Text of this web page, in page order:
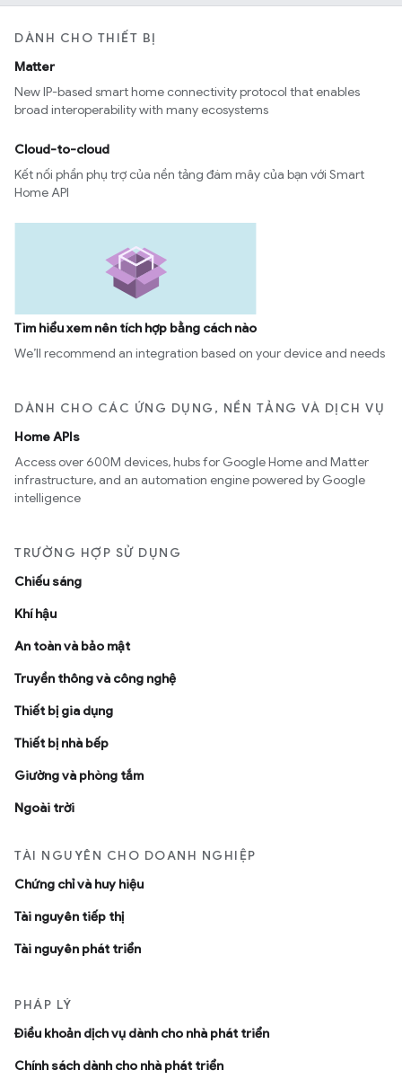
DÀNH CHO THIẾT BỊ
Matter
New IP-based smart home connectivity protocol that enables
broad interoperability with many ecosystems
Cloud-to-cloud
Kết nối phần phụ trợ của nền tảng đám mây của bạn với Smart
Home API
Tìm hiểu xem nên tích hợp bằng cách nào
We’ll recommend an integration based on your device and needs
DÀNH CHO CÁC ỨNG DỤNG, NỀN TẢNG VÀ DỊCH VỤ
Home APIs
Access over 600M devices, hubs for Google Home and Matter
infrastructure, and an automation engine powered by Google
intelligence
TRƯỜNG HỢP SỬ DỤNG
Chiếu sáng
Khí hậu
An toàn và bảo mật
Truyền thông và công nghệ
Thiết bị gia dụng
Thiết bị nhà bếp
Giường và phòng tắm
Ngoài trời
TÀI NGUYÊN CHO DOANH NGHIỆP
Chứng chỉ và huy hiệu
Tài nguyên tiếp thị
Tài nguyên phát triển
PHÁP LÝ
Ðiều khoản dịch vụ dành cho nhà phát triển
Chính sách dành cho nhà phát triển